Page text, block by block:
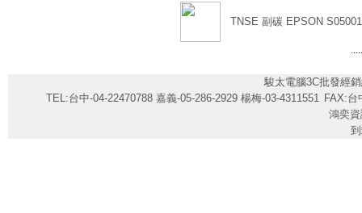
TNSE 副碳 EPSON
駿太電腦3C批發經
TEL:台中-04-22470788 嘉義-05-286-2929 楊梅-03-4311551 FAX:台
鴻奕